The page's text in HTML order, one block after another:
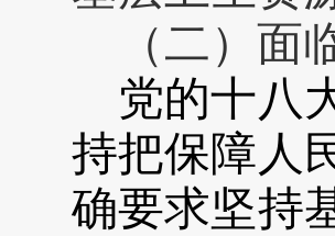
（二）面
党的十八
持把保障人
确要求坚持